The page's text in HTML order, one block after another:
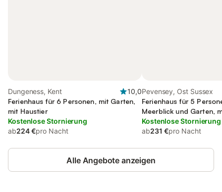
Dungeness, Kent
10,0
Ferienhaus für 6 Personen, mit Garten,
mit Haustier
Kostenlose Stornierung
ab224 €pro Nacht
Pevensey, Ost Sussex
Ferienhaus für 5
Meerblick und Garten,
Kostenlose Stornierung
ab231 €pro Nacht
Alle Angebote anzeigen